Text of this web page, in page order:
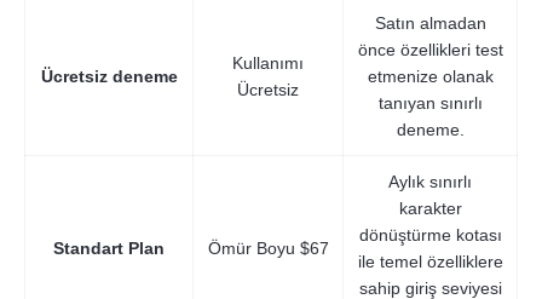
Ücretsiz deneme
Kullanımı
Ücretsiz
Satın almadan
önce özellikleri test
etmenize olanak
tanıyan sınırlı
deneme.
Standart Plan Ömür Boyu $67
Aylık sınırlı
karakter
dönüştürme kotası
ile temel özelliklere
sahip giriş seviyesi